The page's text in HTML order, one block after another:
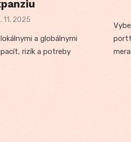
11. 2025
a globálnymi
rizík a potreby